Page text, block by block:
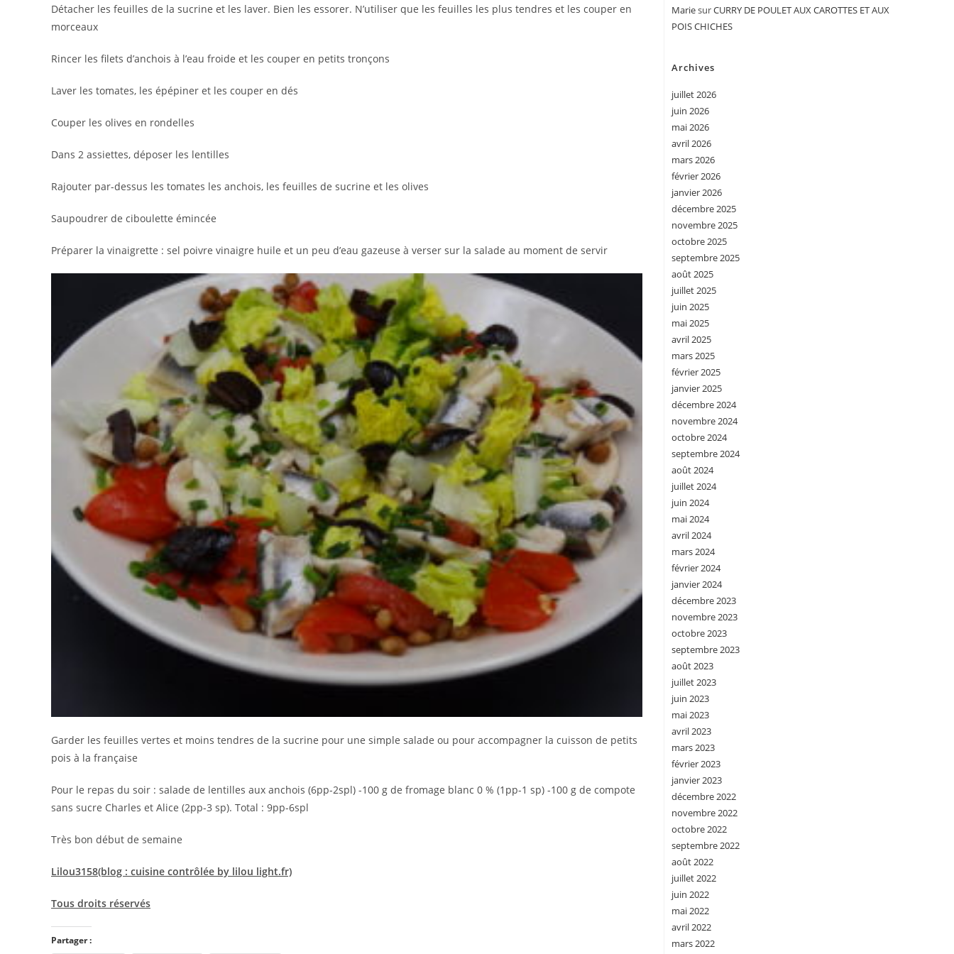
Détacher les feuilles de la sucrine et les laver. Bien les essorer. N’utiliser que les feuilles les plus tendres et les couper en
morceaux
Rincer les filets d’anchois à l’eau froide et les couper en petits tronçons
Laver les tomates, les épépiner et les couper en dés
Couper les olives en rondelles
Dans 2 assiettes, déposer les lentilles
Rajouter par-dessus les tomates les anchois, les feuilles de sucrine et les olives
Saupoudrer de ciboulette émincée
Préparer la vinaigrette : sel poivre vinaigre huile et un peu d’eau gazeuse à verser sur la salade au moment de servir
Garder les feuilles vertes et moins tendres de la sucrine pour une simple salade ou pour accompagner la cuisson de petits
pois à la française
Pour le repas du soir : salade de lentilles aux anchois (6pp-2spl) -100 g de fromage blanc 0 % (1pp-1 sp) -100 g de compote
sans sucre Charles et Alice (2pp-3 sp). Total : 9pp-6spl
Très bon début de semaine
Lilou3158(blog : cuisine contrôlée by lilou light.fr)
Tous droits réservés
Partager :
MariesurCURRY DE POULET AUX CAROTTES ET AUX
POIS CHICHES
Archives
juillet 2026
juin 2026
mai 2026
avril 2026
mars 2026
février 2026
janvier 2026
décembre 2025
novembre 2025
octobre 2025
septembre 2025
août 2025
juillet 2025
juin 2025
mai 2025
avril 2025
mars 2025
février 2025
janvier 2025
décembre 2024
novembre 2024
octobre 2024
septembre 2024
août 2024
juillet 2024
juin 2024
mai 2024
avril 2024
mars 2024
février 2024
janvier 2024
décembre 2023
novembre 2023
octobre 2023
septembre 2023
août 2023
juillet 2023
juin 2023
mai 2023
avril 2023
mars 2023
février 2023
janvier 2023
décembre 2022
novembre 2022
octobre 2022
septembre 2022
août 2022
juillet 2022
juin 2022
mai 2022
avril 2022
mars 2022